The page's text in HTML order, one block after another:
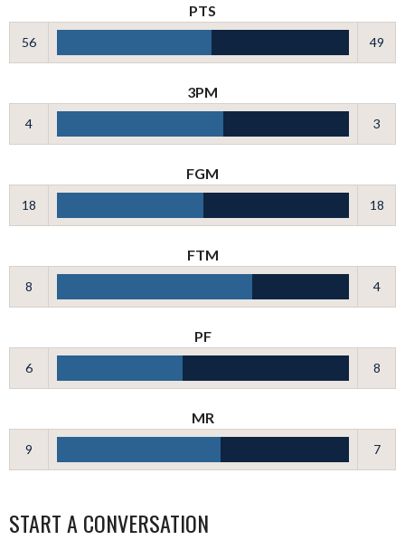
PTS
56 49
3PM
4 3
FGM
18 18
FTM
8 4
PF
6 8
MR
9 7
START A CONVERSATION